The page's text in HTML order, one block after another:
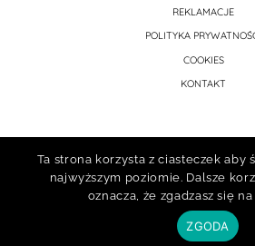
REKLAMACJE
POLITYKA
COOKIES
KONTAKT
Prawa autorskie © 2026 atelier porcelany
Ta strona korzysta z ciasteczek aby
najwyższym poziomie. Dalsze
oznacza, że zgadzasz się
ZGODA